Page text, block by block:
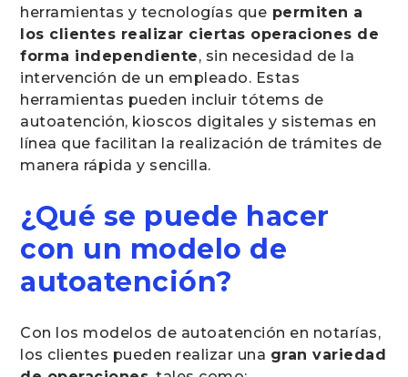
herramientas y tecnologías que permiten a
los clientes realizar ciertas operaciones de
forma independiente, sin necesidad de la
intervención de un empleado. Estas
herramientas pueden incluir tótems de
autoatención, kioscos digitales y sistemas en
línea que facilitan la realización de trámites de
manera rápida y sencilla.
¿Qué se puede hacer
con un modelo de
autoatención?
Con los modelos de autoatención en notarías,
los clientes pueden realizar una gran variedad